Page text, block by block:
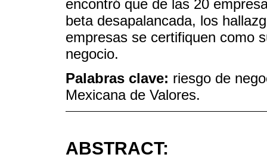
encontró que de las 20
beta desapalancada, los
empresas se certifiquen como
negocio.
Palabras clave: riesgo de
Mexicana de Valores.
ABSTRACT: